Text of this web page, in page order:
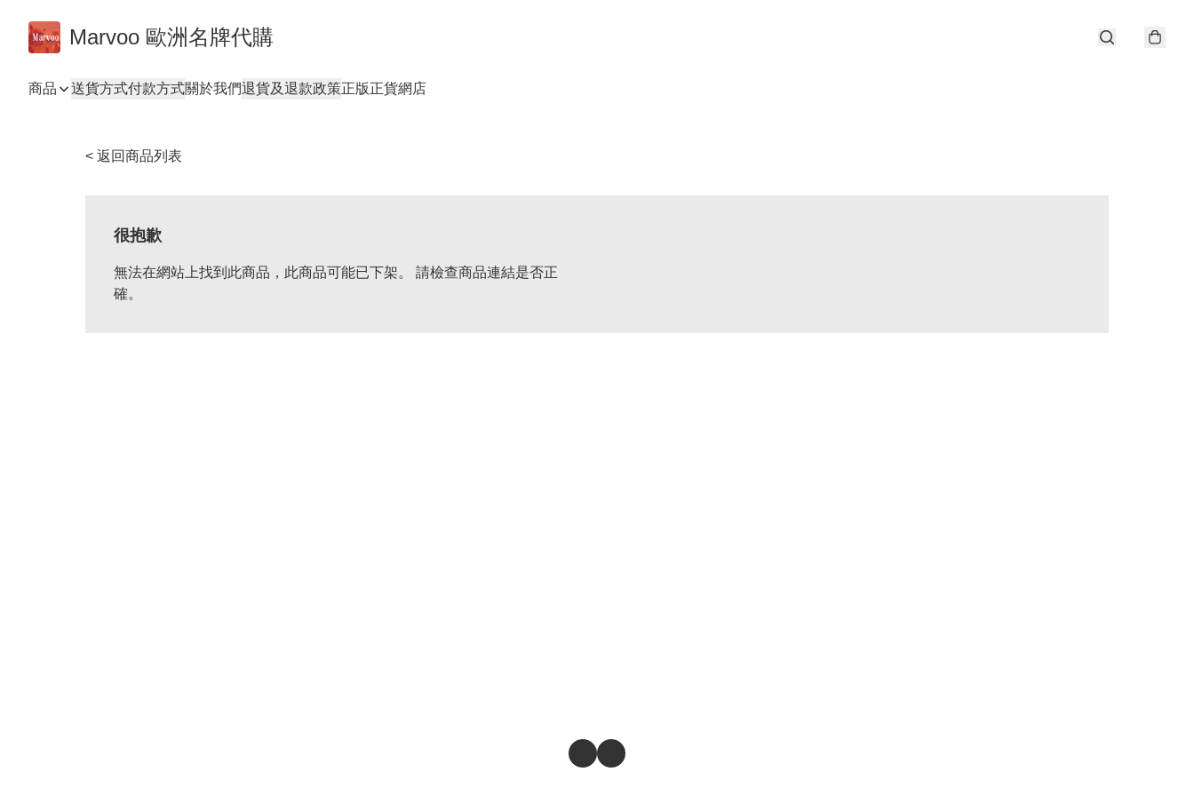
Marvoo 歐洲名牌代購
商品 送貨方式付款方式關於我們退貨及退款政策正版正貨網店
< 返回商品列表
很抱歉
無法在網站上找到此商品，此商品可能已下架。 請檢查商品連結是否正
確。